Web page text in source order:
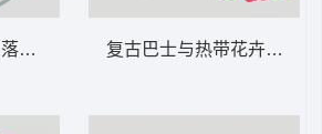
波浪山脉 – 现代景观-DS
复古巴士与热带花卉装饰